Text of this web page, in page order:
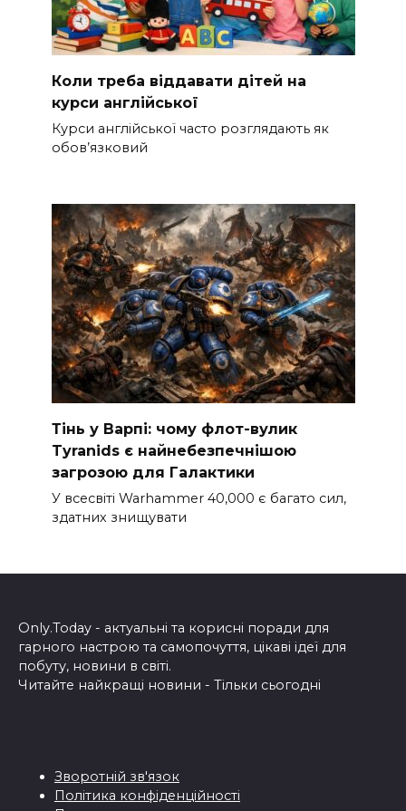
Коли треба віддавати дітей на
курси англійської
Курси англійської часто розглядають як
обов’язковий
Тінь у Варпі: чому флот-вулик
Tyranids є найнебезпечнішою
загрозою для Галактики
У всесвіті Warhammer 40,000 є багато сил,
здатних знищувати
Only.Today - актуальні та корисні поради для
гарного настрою та самопочуття, цікаві ідеї для
побуту, новини в світі.
Читайте найкращі новини - Тільки сьогодні
Зворотній зв'язок
Політика конфіденційності